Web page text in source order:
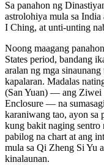
Sa panahon ng
astrolohiya mula sa
I Ching, at unti-unting
Noong maagang
States period, bandang
aralan ng mga
kapalaran. Madalas
(San Yuan) — ang Ziwei
Enclosure — na
karaniwang tao, ayon sa
kung bakit naging
pabilog na chart at ang
mula sa Qi Zheng Si Yu
kinalaunan.